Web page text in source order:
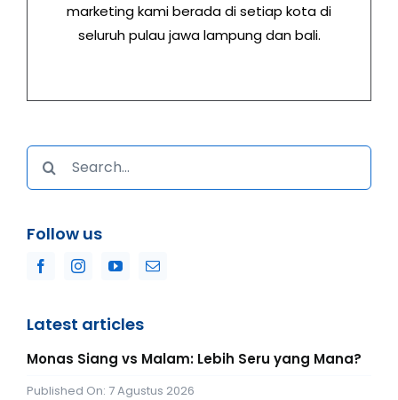
marketing kami berada di setiap kota di
seluruh pulau jawa lampung dan bali.
Search
Follow us
Latest articles
Monas Siang vs Malam: Lebih Seru yang Mana?
Published On: 7 Agustus 2026